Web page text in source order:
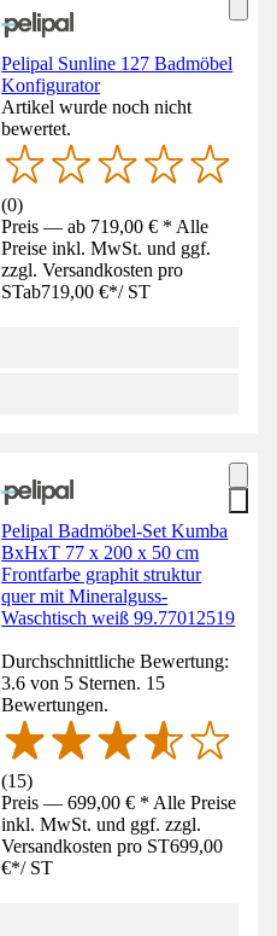
Pelipal Sunline 127 Badmöbel
Konfigurator
Artikel wurde noch nicht
bewertet.
(0)
Preis — ab 719,00 € * Alle
Preise inkl. MwSt. und ggf.
zzgl. Versandkosten pro
STab719,00 €*/ ST
Pelipal Badmöbel-Set Kumba
BxHxT 77 x 200 x 50 cm
Frontfarbe graphit struktur
quer mit Mineralguss-
Waschtisch weiß 99.77012519
Durchschnittliche Bewertung:
3.6 von 5 Sternen. 15
Bewertungen.
(15)
Preis — 699,00 € * Alle Preise
inkl. MwSt. und ggf. zzgl.
Versandkosten pro ST699,00
€*/ ST